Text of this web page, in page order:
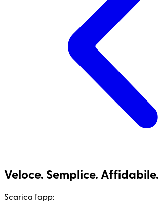
Veloce. Semplice. Affidabile.
Scarica l'app: